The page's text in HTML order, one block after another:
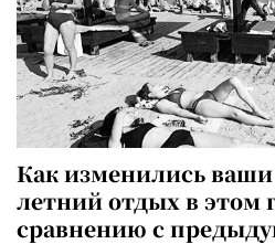
Как изменились
летний отдых в этом
сравнению с